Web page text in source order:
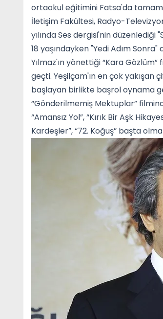
ortaokul eğitimini Fatsa'da
İletişim Fakültesi, Radyo-
yılında Ses dergisi'nin düzenlediği
18 yaşındayken "Yedi Adım
Yılmaz'ın yönettiği “Kara
geçti. Yeşilçam'ın en çok yakışan
başlayan birlikte başrol oynama
“Gönderilmemiş Mektuplar”
“Amansız Yol”, “Kırık Bir Aşk
Kardeşler”, “72. Koğuş” başta